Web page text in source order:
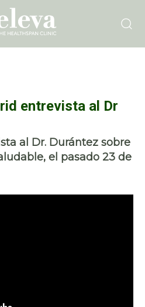
entrevista al Dr
al Dr. Durántez sobre
el pasado 23 de